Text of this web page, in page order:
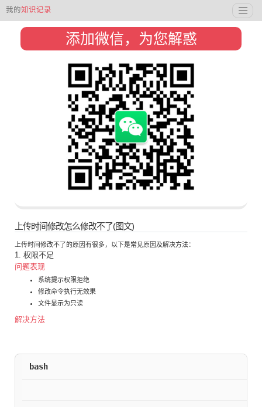
我的知识记录
添加微信，为您解惑
上传时间修改怎么修改不了(图文)
上传时间修改不了的原因有很多，以下是常见原因及解决方法：
1. 权限不足
问题表现
系统提示权限拒绝
修改命令执行无效果
文件显示为只读
解决方法
bash